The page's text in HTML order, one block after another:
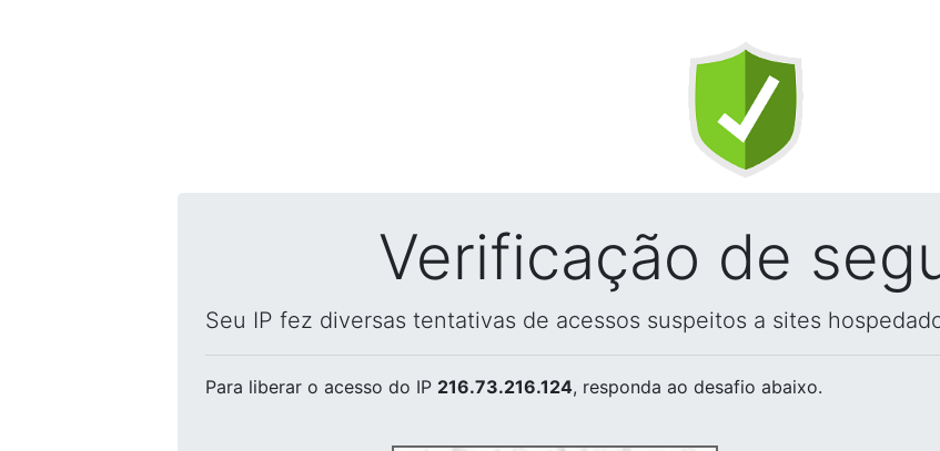
Verificação de
Seu IP fez diversas tentativas de acessos suspeitos a sites
Para liberar o acesso do IP 216.73.216.124, responda ao desafio abaixo.